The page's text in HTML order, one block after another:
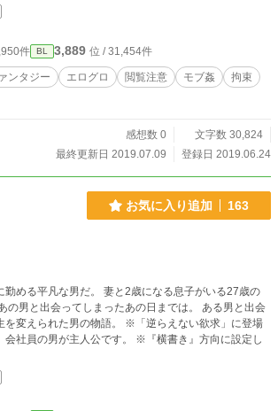
にもおぞましいビンゴゲームだった。 表紙は うんこ
頂いたイラストです。
件 BL 3,889 位 / 31,454件
ンタジー エログロ 閲覧注意 モブ姦
拘束
感想数 0
文字数 30,824
最終更新日 2019.07.09
登録日 2019.06.24
お気に入り追加 163
勤める平凡な男だ。 妻と2歳になる息子がいる27歳の
出会ってしまったあの日までは。 ある男と出会
の物語。 ※「逆らえない欲求」に登場
主人公です。 ※『横書き』方向に設定し